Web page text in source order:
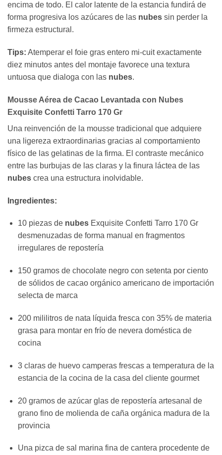
encima de todo. El calor latente de la estancia fundirá de
forma progresiva los azúcares de las nubes sin perder la
firmeza estructural.
Tips: Atemperar el foie gras entero mi-cuit exactamente
diez minutos antes del montaje favorece una textura
untuosa que dialoga con las nubes.
Mousse Aérea de Cacao Levantada con Nubes
Exquisite Confetti Tarro 170 Gr
Una reinvención de la mousse tradicional que adquiere
una ligereza extraordinarias gracias al comportamiento
físico de las gelatinas de la firma. El contraste mecánico
entre las burbujas de las claras y la finura láctea de las
nubes crea una estructura inolvidable.
Ingredientes:
10 piezas de nubesExquisite Confetti Tarro 170 Gr
desmenuzadas de forma manual en fragmentos
irregulares de repostería
150 gramos de chocolate negro con setenta por ciento
de sólidos de cacao orgánico americano de importación
selecta de marca
200 mililitros de nata líquida fresca con 35% de materia
grasa para montar en frío de nevera doméstica de
cocina
3 claras de huevo camperas frescas a temperatura de la
estancia de la cocina de la casa del cliente gourmet
20 gramos de azúcar glas de repostería artesanal de
grano fino de molienda de caña orgánica madura de la
provincia
Una pizca de sal marina fina de cantera procedente de